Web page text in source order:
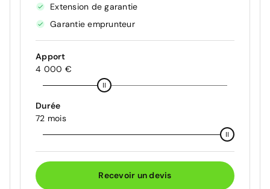
Extension de garantie
Garantie emprunteur
Apport
4 000 €
Durée
72 mois
Recevoir un devis